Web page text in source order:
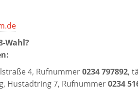
Wahl?
4, Rufnummer0234 797892,
Hustadtring 7, Rufnummer0234